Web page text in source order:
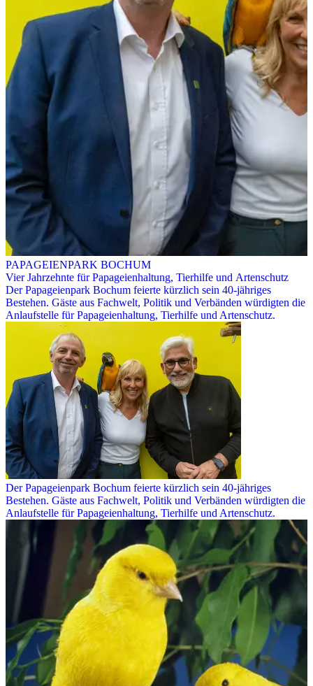
PAPAGEIENPARK BOCHUM
Vier Jahrzehnte für Papageienhaltung, Tierhilfe und Artenschutz
Der Papageienpark Bochum feierte kürzlich sein 40-jähriges
Bestehen. Gäste aus Fachwelt, Politik und Verbänden würdigten die
Anlaufstelle für Papageienhaltung, Tierhilfe und Artenschutz.
Der Papageienpark Bochum feierte kürzlich sein 40-jähriges
Bestehen. Gäste aus Fachwelt, Politik und Verbänden würdigten die
Anlaufstelle für Papageienhaltung, Tierhilfe und Artenschutz.